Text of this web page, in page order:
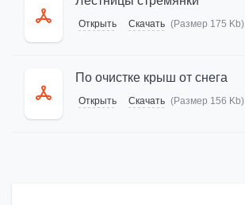
Открыть Скачать (Размер 175 Kb)
По очистке крыш от снега
Открыть Скачать (Размер 156 Kb)